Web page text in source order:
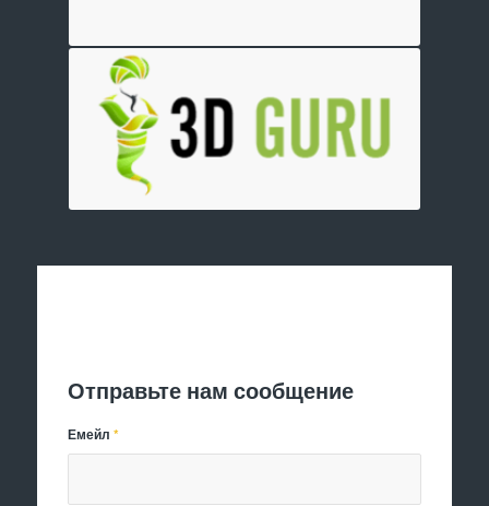
Отправьте нам сообщение
Емейл*